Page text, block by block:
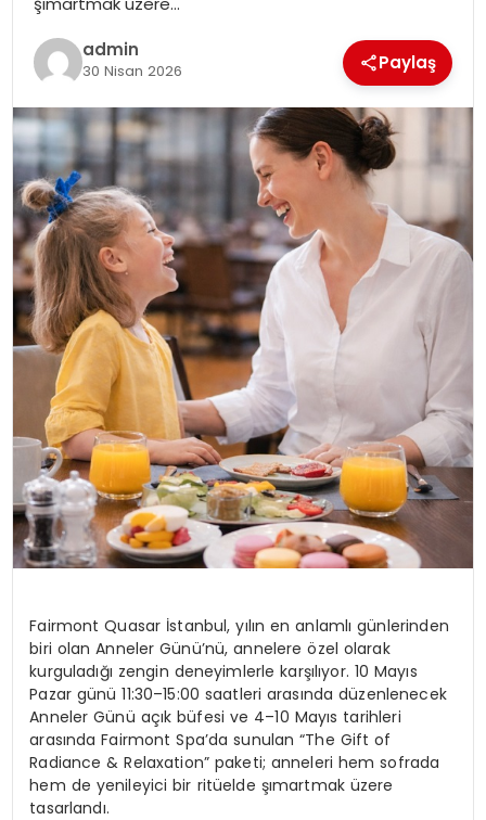
TEKNOLOJI
YAŞAM
admin
30 Nisan 2026 Paylaş
Fairmont Quasar İstanbul, yılın en anlamlı günlerinden
biri olan Anneler Günü’nü, annelere özel olarak
kurguladığı zengin deneyimlerle karşılıyor. 10 Mayıs
Pazar günü 11:30–15:00 saatleri arasında düzenlenecek
Anneler Günü açık büfesi ve 4–10 Mayıs tarihleri
arasında Fairmont Spa’da sunulan “The Gift of
Radiance & Relaxation” paketi; anneleri hem sofrada
hem de yenileyici bir ritüelde şımartmak üzere
tasarlandı.